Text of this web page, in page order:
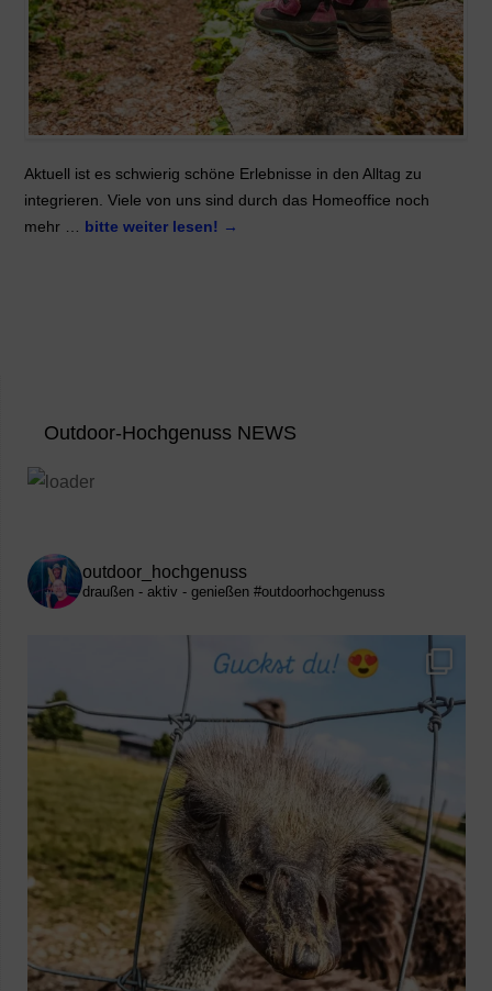
Aktuell ist es schwierig schöne Erlebnisse in den Alltag zu
integrieren. Viele von uns sind durch das Homeoffice noch
mehr … bitte weiter lesen! →
Outdoor-Hochgenuss NEWS
outdoor_hochgenuss
draußen - aktiv - genießen #outdoorhochgenuss